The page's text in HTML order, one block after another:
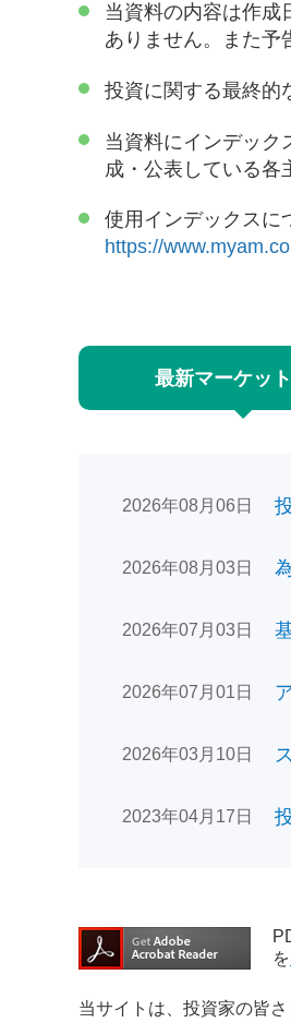
当資料の内容は作成
ありません。また予
投資に関する最終的
当資料にインデック
成・公表している各
使用インデックスに
https://
最新マーケット
2026年08月06日
2026年08月03日
2026年07月03日
2026年07月01日
2026年03月10日
2023年04月17日
を
当サイトは、投資家の皆